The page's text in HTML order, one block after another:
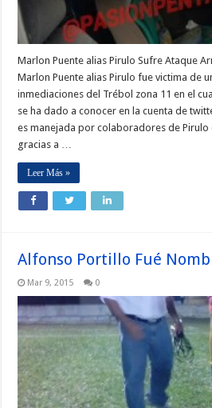
Marlon Puente alias Pirulo Sufre Ataque
Marlon Puente alias Pirulo fue victima de
inmediaciones del Trébol zona 11 en el
se ha dado a conocer en la cuenta de
es manejada por colaboradores de
gracias a …
Leer Más »
Alfonso Portillo Fué
Mar 9, 2015 0